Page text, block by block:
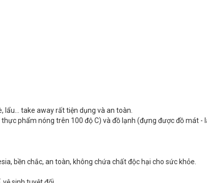
lẩu… take away rất tiện dụng và an toàn.
phẩm nóng trên 100 độ C) và đồ lạnh (đựng được đồ mát
bền chắc, an toàn, không chứa chất độc hại cho sức khỏe.